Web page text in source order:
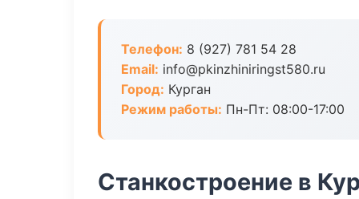
Телефон: 8 (927) 781 54 28
Email: info@pkinzhiniringst580.ru
Город: Курган
Режим работы: Пн-Пт: 08:00-17:00
Станкостроение в